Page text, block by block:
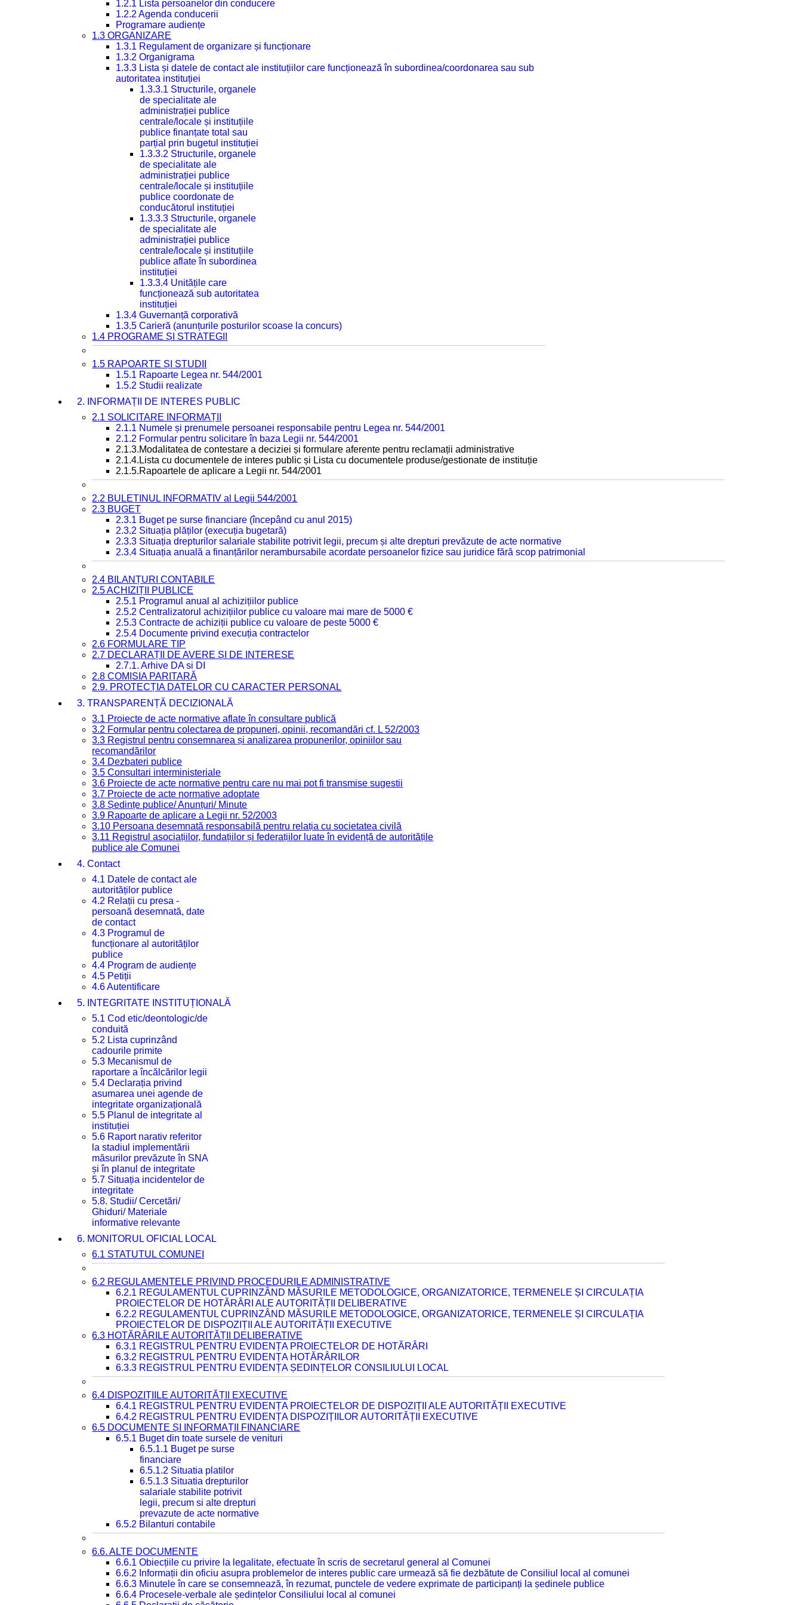
1.2.1 Lista persoanelor din conducere
1.2.2 Agenda conducerii
Programare audiențe
1.3 ORGANIZARE
1.3.1 Regulament de organizare și funcționare
1.3.2 Organigrama
1.3.3 Lista și datele de contact ale instituțiilor care funcționează în subordinea/coordonarea sau sub
autoritatea instituției
1.3.3.1 Structurile, organele
de specialitate ale
administrației publice
centrale/locale și instituțiile
publice finanțate total sau
parțial prin bugetul instituției
1.3.3.2 Structurile, organele
de specialitate ale
administrației publice
centrale/locale și instituțiile
publice coordonate de
conducătorul instituției
1.3.3.3 Structurile, organele
de specialitate ale
administrației publice
centrale/locale și instituțiile
publice aflate în subordinea
instituției
1.3.3.4 Unitățile care
funcționează sub autoritatea
instituției
1.3.4 Guvernanță corporativă
1.3.5 Carieră (anunțurile posturilor scoase la concurs)
1.4 PROGRAME ȘI STRATEGII
1.5 RAPOARTE ȘI STUDII
1.5.1 Rapoarte Legea nr. 544/2001
1.5.2 Studii realizate
2. INFORMAȚII DE INTERES PUBLIC
2.1 SOLICITARE INFORMAȚII
2.1.1 Numele și prenumele persoanei responsabile pentru Legea nr. 544/2001
2.1.2 Formular pentru solicitare în baza Legii nr. 544/2001
2.1.3.Modalitatea de contestare a deciziei și formulare aferente pentru reclamații administrative
2.1.4.Lista cu documentele de interes public și Lista cu documentele produse/gestionate de instituție
2.1.5.Rapoartele de aplicare a Legii nr. 544/2001
2.2 BULETINUL INFORMATIV al Legii 544/2001
2.3 BUGET
2.3.1 Buget pe surse financiare (începând cu anul 2015)
2.3.2 Situația plăților (execuția bugetară)
2.3.3 Situația drepturilor salariale stabilite potrivit legii, precum și alte drepturi prevăzute de acte normative
2.3.4 Situația anuală a finanțărilor nerambursabile acordate persoanelor fizice sau juridice fără scop patrimonial
2.4 BILANȚURI CONTABILE
2.5 ACHIZIȚII PUBLICE
2.5.1 Programul anual al achizițiilor publice
2.5.2 Centralizatorul achizițiilor publice cu valoare mai mare de 5000 €
2.5.3 Contracte de achiziții publice cu valoare de peste 5000 €
2.5.4 Documente privind execuția contractelor
2.6 FORMULARE TIP
2.7 DECLARAȚII DE AVERE ȘI DE INTERESE
2.7.1. Arhive DA si DI
2.8 COMISIA PARITARĂ
2.9. PROTECȚIA DATELOR CU CARACTER PERSONAL
3. TRANSPARENȚĂ DECIZIONALĂ
3.1 Proiecte de acte normative aflate în consultare publică
3.2 Formular pentru colectarea de propuneri, opinii, recomandări cf. L 52/2003
3.3 Registrul pentru consemnarea și analizarea propunerilor, opiniilor sau
recomandărilor
3.4 Dezbateri publice
3.5 Consultari interministeriale
3.6 Proiecte de acte normative pentru care nu mai pot fi transmise sugestii
3.7 Proiecte de acte normative adoptate
3.8 Ședințe publice/ Anunțuri/ Minute
3.9 Rapoarte de aplicare a Legii nr. 52/2003
3.10 Persoana desemnată responsabilă pentru relația cu societatea civilă
3.11 Registrul asociațiilor, fundațiilor și federațiilor luate în evidență de autoritățile
publice ale Comunei
4. Contact
4.1 Datele de contact ale
autorităților publice
4.2 Relații cu presa -
persoană desemnată, date
de contact
4.3 Programul de
funcționare al autorităților
publice
4.4 Program de audiențe
4.5 Petiții
4.6 Autentificare
5. INTEGRITATE INSTITUȚIONALĂ
5.1 Cod etic/deontologic/de
conduită
5.2 Lista cuprinzând
cadourile primite
5.3 Mecanismul de
raportare a încălcărilor legii
5.4 Declarația privind
asumarea unei agende de
integritate organizațională
5.5 Planul de integritate al
instituției
5.6 Raport narativ referitor
la stadiul implementării
măsurilor prevăzute în SNA
și în planul de integritate
5.7 Situația incidentelor de
integritate
5.8. Studii/ Cercetări/
Ghiduri/ Materiale
informative relevante
6. MONITORUL OFICIAL LOCAL
6.1 STATUTUL COMUNEI
6.2 REGULAMENTELE PRIVIND PROCEDURILE ADMINISTRATIVE
6.2.1 REGULAMENTUL CUPRINZÂND MĂSURILE METODOLOGICE, ORGANIZATORICE, TERMENELE ȘI CIRCULAȚIA
PROIECTELOR DE HOTĂRÂRI ALE AUTORITĂȚII DELIBERATIVE
6.2.2 REGULAMENTUL CUPRINZÂND MĂSURILE METODOLOGICE, ORGANIZATORICE, TERMENELE ȘI CIRCULAȚIA
PROIECTELOR DE DISPOZIȚII ALE AUTORITĂȚII EXECUTIVE
6.3 HOTĂRÂRILE AUTORITĂȚII DELIBERATIVE
6.3.1 REGISTRUL PENTRU EVIDENȚA PROIECTELOR DE HOTĂRÂRI
6.3.2 REGISTRUL PENTRU EVIDENȚA HOTĂRÂRILOR
6.3.3 REGISTRUL PENTRU EVIDENȚA ȘEDINȚELOR CONSILIULUI LOCAL
6.4 DISPOZIȚIILE AUTORITĂȚII EXECUTIVE
6.4.1 REGISTRUL PENTRU EVIDENȚA PROIECTELOR DE DISPOZIȚII ALE AUTORITĂȚII EXECUTIVE
6.4.2 REGISTRUL PENTRU EVIDENȚA DISPOZIȚIILOR AUTORITĂȚII EXECUTIVE
6.5 DOCUMENTE ȘI INFORMAȚII FINANCIARE
6.5.1 Buget din toate sursele de venituri
6.5.1.1 Buget pe surse
financiare
6.5.1.2 Situatia platilor
6.5.1.3 Situatia drepturilor
salariale stabilite potrivit
legii, precum si alte drepturi
prevazute de acte normative
6.5.2 Bilanturi contabile
6.6. ALTE DOCUMENTE
6.6.1 Obiecțiile cu privire la legalitate, efectuate în scris de secretarul general al Comunei
6.6.2 Informații din oficiu asupra problemelor de interes public care urmează să fie dezbătute de Consiliul local al comunei
6.6.3 Minutele în care se consemnează, în rezumat, punctele de vedere exprimate de participanți la ședinele publice
6.6.4 Procesele-verbale ale ședințelor Consiliului local al comunei